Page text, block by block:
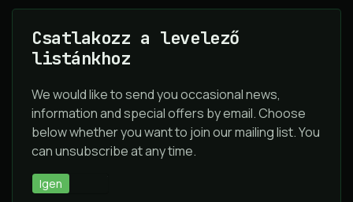
Csatlakozz a levelező
listánkhoz
We would like to send you occasional news,
information and special offers by email. Choose
below whether you want to join our mailing list. You
can unsubscribe at any time.
Igen